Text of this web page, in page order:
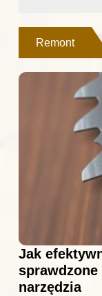
Remont
Jak
narzędzia